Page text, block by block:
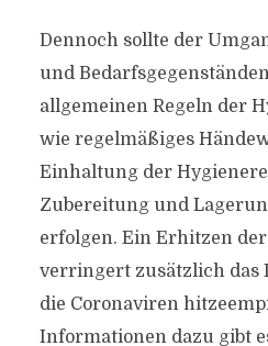
Dennoch sollte der
und
allgemeinen Regeln der
wie regelmäßiges
Einhaltung der
Zubereitung und
erfolgen. Ein Erhitzen
verringert zusätzlich das
die Coronaviren
Informationen dazu gibt